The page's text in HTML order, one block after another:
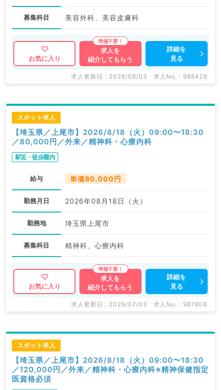
募集科目 美容外科、美容皮膚科
お気に入り
求人を
紹介してもらう
詳細を
見る
求人更新日 : 2026/08/03 求人No. : 988429
スポット求人
【埼玉県／上尾市】2026/8/18（火）09:00〜18:30
／80,000円／外来／精神科・心療内科
駅近・徒歩圏内
給与 単価80,000円
勤務月日 2026年08月18日（火）
勤務地 埼玉県上尾市
募集科目 精神科、心療内科
お気に入り
求人を
紹介してもらう
詳細を
見る
求人更新日 : 2026/07/03 求人No. : 987808
スポット求人
【埼玉県／上尾市】2026/8/18（火）09:00〜18:30
／120,000円／外来／精神科・心療内科※精神保健指定
医資格必須